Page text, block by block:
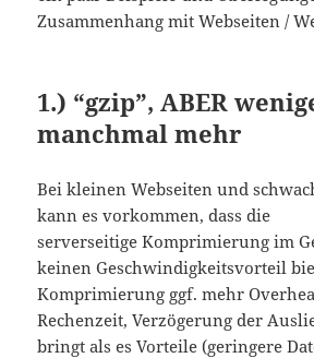
Zusammenhang mit Webseiten /
1.) “gzip”, ABER
manchmal mehr
Bei kleinen Webseiten und
kann es vorkommen, dass die
serverseitige Komprimierung im
keinen Geschwindigkeitsvorteil
Komprimierung ggf. mehr
Rechenzeit, Verzögerung der
bringt als es Vorteile (geringere